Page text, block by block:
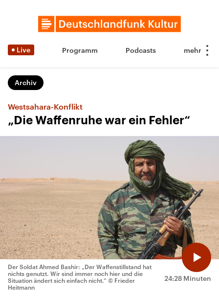
Live Programm Podcasts
Archiv
Westsahara-Konflikt
„Die Waffenruhe war ein Fehler“
24:28 Minuten
Der Soldat Ahmed Bashir: „Der Waffenstillstand hat
nichts genutzt. Wir sind immer noch hier und die
Situation ändert sich einfach nicht.“ © Frieder
Heitmann